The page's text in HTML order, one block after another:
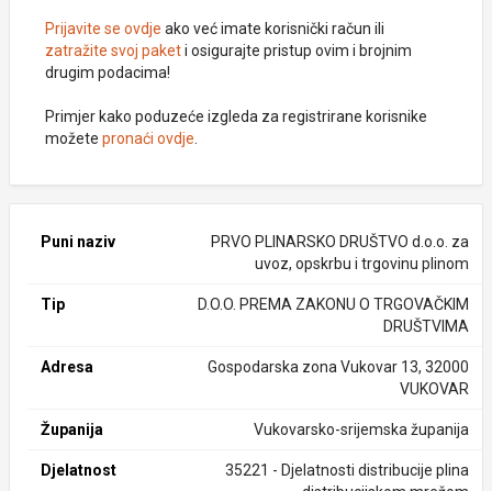
Prijavite se ovdje ako već imate korisnički račun ili
zatražite svoj paketi osigurajte pristup ovim i brojnim
drugim podacima!
Primjer kako poduzeće izgleda za registrirane korisnike
možete pronaći ovdje
Puni naziv
PRVO PLINARSKO DRUŠTVO d.o.o. za
uvoz, opskrbu i trgovinu plinom
Tip
D.O.O. PREMA ZAKONU O TRGOVAČKIM
DRUŠTVIMA
Adresa
Gospodarska zona Vukovar 13, 32000
VUKOVAR
Županija Vukovarsko-srijemska županija
Djelatnost
35221 - Djelatnosti distribucije plina